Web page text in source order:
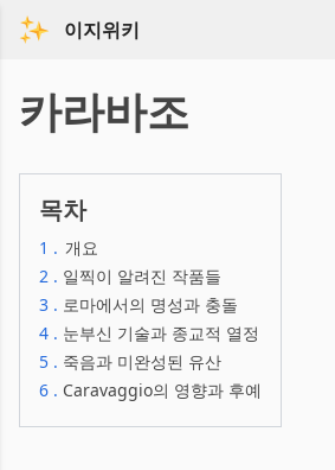
이지위키
카라바조
목차
1 . 개요
2 . 일찍이 알려진 작품들
3 . 로마에서의 명성과 충돌
4 . 눈부신 기술과 종교적 열정
5 . 죽음과 미완성된 유산
6 . Caravaggio의 영향과 후예